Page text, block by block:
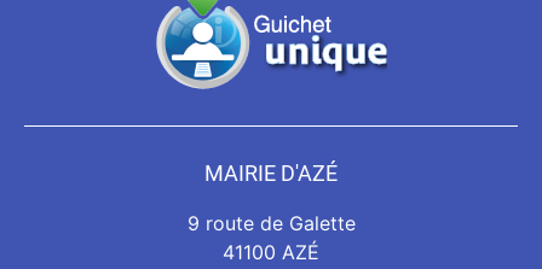
MAIRIE D'AZÉ
9 route de Galette
41100 AZÉ